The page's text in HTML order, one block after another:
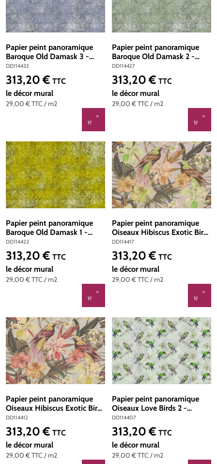
Papier peint panoramique
Baroque Old Damask 3 -
Référence DD114432 -
Intissé 200g/m2 - Standard
400 x 270
DD114432
29,00 €TTC / m2
Prix régulier :
313,20 € TTC
le décor mural
Papier peint panoramique
Baroque Old Damask 2 -
Référence DD114427 - Intissé
200g/m2 - Standard 400 x
270
DD114427
29,00 €TTC / m2
Prix régulier :
313,20 € TTC
le décor mural
Papier peint panoramique
Baroque Old Damask 1 -
Référence DD114422 - Intissé
200g/m2 - Standard 400 x
270
DD114422
29,00 €TTC / m2
Prix régulier :
313,20 € TTC
le décor mural
Papier peint panoramique
Oiseaux Hibiscus Exotic Birds
2 - Référence DD114417 -
Intissé 200g/m2 - Standard
400 x 270
DD114417
29,00 €TTC / m2
Prix régulier :
313,20 € TTC
le décor mural
Papier peint panoramique
Oiseaux Hibiscus Exotic Birds
1 - Référence DD114412 -
Intissé 200g/m2 - Standard
400 x 270
DD114412
29,00 €TTC / m2
Prix régulier :
313,20 € TTC
le décor mural
Papier peint panoramique
Oiseaux Love Birds 2 -
Référence DD114407 -
Intissé 200g/m2 - Standard
400 x 270
DD114407
29,00 €TTC / m2
Prix régulier :
313,20 € TTC
le décor mural